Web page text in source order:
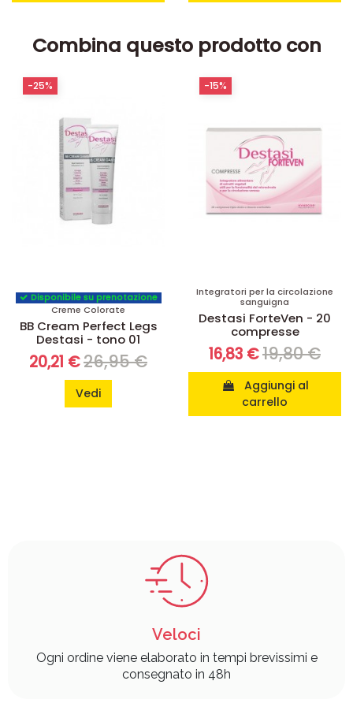
Combina questo prodotto con
Disponibile su prenotazione
Creme Colorate
BB Cream Perfect Legs
Destasi - tono 01
20,21 €26,95 €
Vedi
-25%
Integratori per la circolazione
sanguigna
Destasi ForteVen - 20
compresse
16,83 €19,80 €
carrello
-15%
Veloci
Ogni ordine viene elaborato in tempi brevissimi e
consegnato in 48h